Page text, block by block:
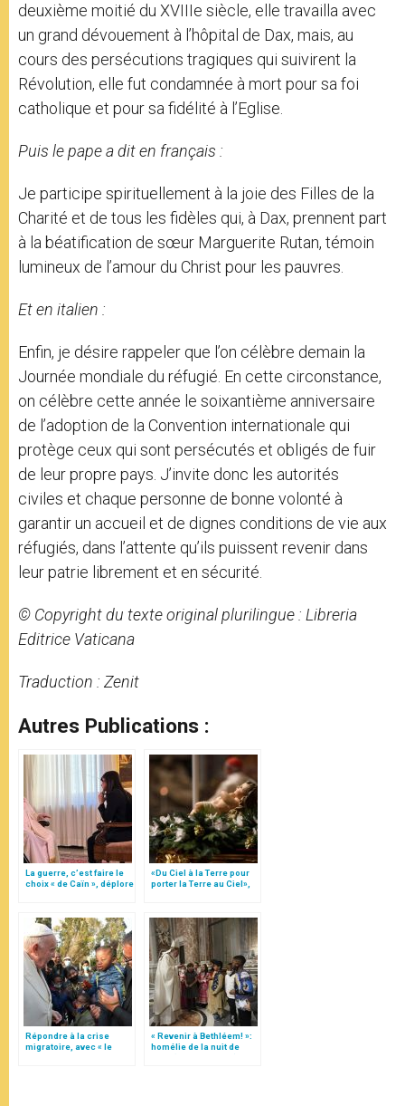
deuxième moitié du XVIIIe siècle, elle travailla avec
un grand dévouement à l’hôpital de Dax, mais, au
cours des persécutions tragiques qui suivirent la
Révolution, elle fut condamnée à mort pour sa foi
catholique et pour sa fidélité à l’Eglise.
Puis le pape a dit en français :
Je participe spirituellement à la joie des Filles de la
Charité et de tous les fidèles qui, à Dax, prennent part
à la béatification de sœur Marguerite Rutan, témoin
lumineux de l’amour du Christ pour les pauvres.
Et en italien :
Enfin, je désire rappeler que l’on célèbre demain la
Journée mondiale du réfugié. En cette circonstance,
on célèbre cette année le soixantième anniversaire
de l’adoption de la Convention internationale qui
protège ceux qui sont persécutés et obligés de fuir
de leur propre pays. J’invite donc les autorités
civiles et chaque personne de bonne volonté à
garantir un accueil et de dignes conditions de vie aux
réfugiés, dans l’attente qu’ils puissent revenir dans
leur patrie librement et en sécurité.
© Copyright du texte original plurilingue : Libreria
Editrice Vaticana
Traduction : Zenit
Autres Publications :
La guerre, c’est faire le
choix « de Caïn », déplore
«Du Ciel à la Terre pour
porter la Terre au Ciel»,
Répondre à la crise
migratoire, avec « le
« Revenir à Bethléem! »:
homélie de la nuit de
Noël (texte complet)